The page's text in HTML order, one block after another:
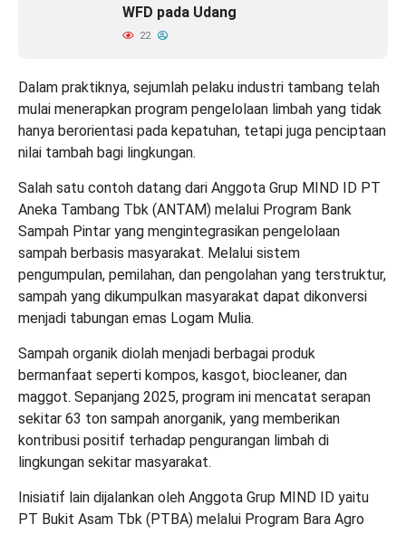
WFD pada Udang
22
Dalam praktiknya, sejumlah pelaku industri tambang telah
mulai menerapkan program pengelolaan limbah yang tidak
hanya berorientasi pada kepatuhan, tetapi juga penciptaan
nilai tambah bagi lingkungan.
Salah satu contoh datang dari Anggota Grup MIND ID PT
Aneka Tambang Tbk (ANTAM) melalui Program Bank
Sampah Pintar yang mengintegrasikan pengelolaan
sampah berbasis masyarakat. Melalui sistem
pengumpulan, pemilahan, dan pengolahan yang terstruktur,
sampah yang dikumpulkan masyarakat dapat dikonversi
menjadi tabungan emas Logam Mulia.
Sampah organik diolah menjadi berbagai produk
bermanfaat seperti kompos, kasgot, biocleaner, dan
maggot. Sepanjang 2025, program ini mencatat serapan
sekitar 63 ton sampah anorganik, yang memberikan
kontribusi positif terhadap pengurangan limbah di
lingkungan sekitar masyarakat.
Inisiatif lain dijalankan oleh Anggota Grup MIND ID yaitu
PT Bukit Asam Tbk (PTBA) melalui Program Bara Agro